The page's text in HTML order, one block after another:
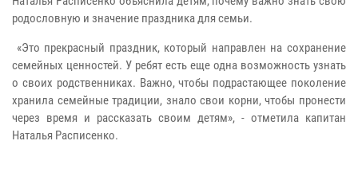
родословную и значение праздника для семьи.
«Это прекрасный праздник, который направлен на сохранение
семейных ценностей. У ребят есть еще одна возможность узнать
о своих родственниках. Важно, чтобы подрастающее поколение
хранила семейные традиции, знало свои корни, чтобы пронести
через время и рассказать своим детям», - отметила капитан
Наталья Расписенко.